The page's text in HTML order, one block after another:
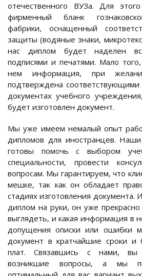
отечественного ВУЗа. Для
фирменный бланк
фабрики, оснащенный
защиты (водяные знаки,
нас диплом будет наделен
подписями и печатями. Мало
нем информация, при
подтверждена соответствующими
документах учебного
будет изготовлен документ.
Мы уже имеем немалый опыт
дипломов для иностранцев. Наши
готовы помочь с выбором
специальности, провести
вопросам. Мы гарантируем, что
мешке, так как он обладает
стадиях изготовления документа.
диплом на руки, он уже
выглядеть, и какая информация в
допущения описки или ошибки
документ в кратчайшие сроки и
плат. Связавшись с нами, вы
возникшие вопросы, а мы